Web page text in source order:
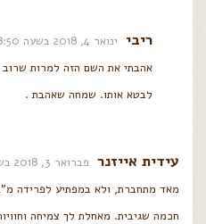
ריבי ינואר 4, 2018 בשעה 8:50 pm
אהבתי את השם הזה למרות שרוב
לבטא אותו. שמחה שאהבת .
עידית אייזנר פברואר 3, 2018 בשעה 7:19 am
מאד מתחברת, ולא במפתיע לפרידה
חכמה שגיבית. מאחלת לך צמיחה